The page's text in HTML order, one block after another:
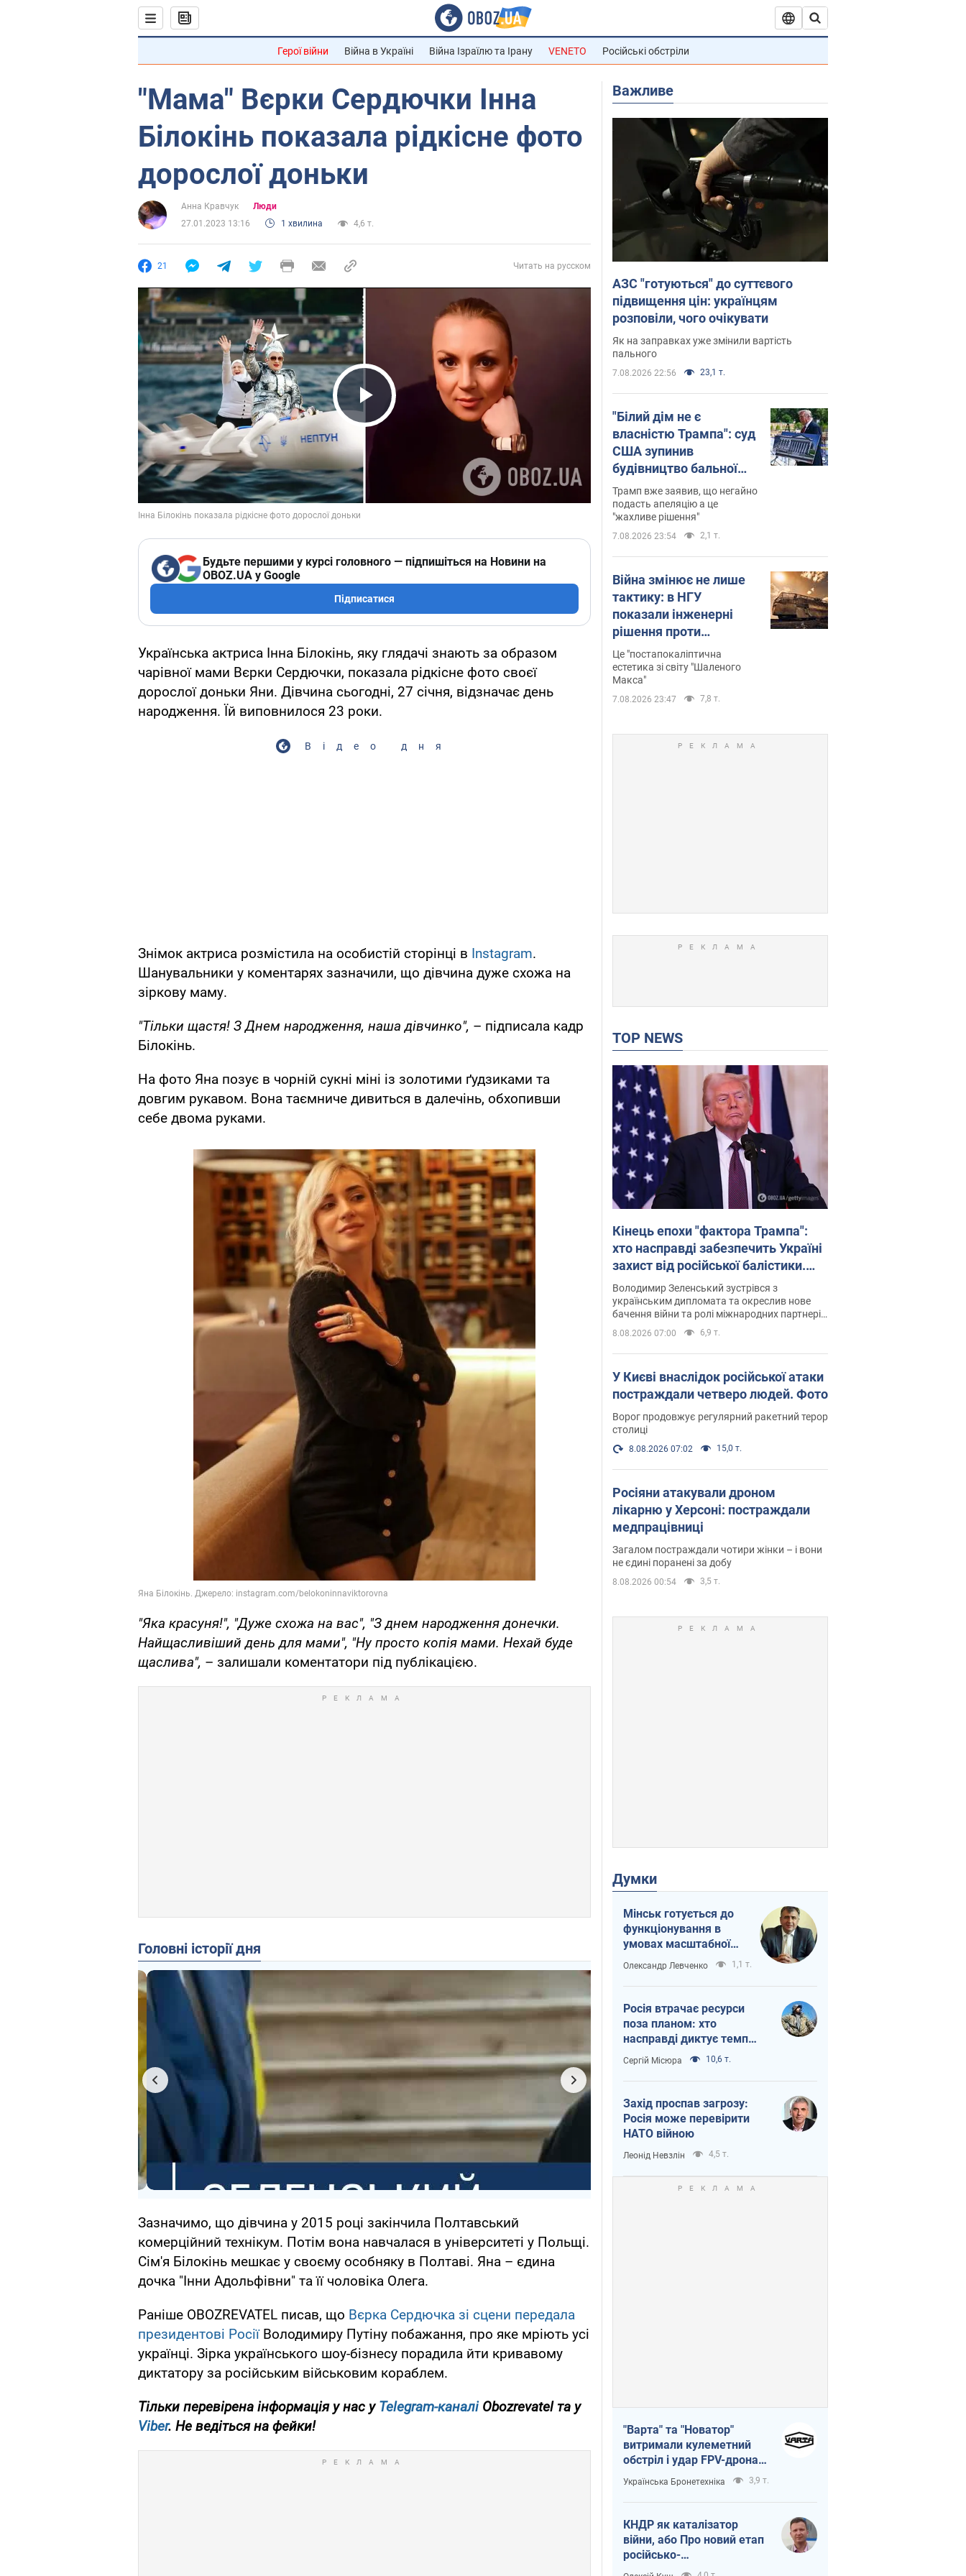
Герої війни Війна в Україні Війна Ізраїлю та Ірану VENETO Російські обстріли
"Мама" Вєрки Сердючки Інна
Білокінь показала рідкісне фото
дорослої доньки
Анна Кравчук
Люди
27.01.2023 13:16
1 хвилина 4,6 т.
21 Читать на русском
Play Video
Будьте першими у курсі головного — підпишіться на Новини на
OBOZ.UA у Google
Підписатися
Українська актриса Інна Білокінь, яку глядачі знають за образом
чарівної мами Вєрки Сердючки, показала рідкісне фото своєї
дорослої доньки Яни. Дівчина сьогодні, 27 січня, відзначає день
народження. Їй виповнилося 23 роки.
Відео дня
Знімок актриса розмістила на особистій сторінці в Instagram.
Шанувальники у коментарях зазначили, що дівчина дуже схожа на
зіркову маму.
"Тільки щастя! З Днем народження, наша дівчинко", – підписала кадр
Білокінь.
На фото Яна позує в чорній сукні міні із золотими ґудзиками та
довгим рукавом. Вона таємниче дивиться в далечінь, обхопивши
себе двома руками.
"Яка красуня!", "Дуже схожа на вас", "З днем народження донечки.
Найщасливіший день для мами", "Ну просто копія мами. Нехай буде
щаслива", – залишали коментатори під публікацією.
Головні історії дня
Зазначимо, що дівчина у 2015 році закінчила Полтавський
комерційний технікум. Потім вона навчалася в університеті у Польщі.
Сім'я Білокінь мешкає у своєму особняку в Полтаві. Яна – єдина
дочка "Інни Адольфівни" та її чоловіка Олега.
Раніше OBOZREVATEL писав, що Вєрка Сердючка зі сцени передала
президентові РосіїВолодимиру Путіну побажання, про яке мріють усі
українці. Зірка українського шоу-бізнесу порадила йти кривавому
диктатору за російським військовим кораблем.
Тільки перевірена інформація у нас уTelegram-каналіObozrevatel та у
Viber. Не ведіться на фейки!
Важливе
АЗС "готуються" до суттєвого
підвищення цін: українцям
розповіли, чого очікувати
Як на заправках уже змінили вартість
пального
7.08.2026 22:56 23,1 т.
"Білий дім не є
власністю Трампа": суд
США зупинив
будівництво бальної
зали за $400 млн
Трамп вже заявив, що негайно
подасть апеляцію а це
"жахливе рішення"
7.08.2026 23:54 2,1 т.
Війна змінює не лише
тактику: в НГУ
показали інженерні
рішення проти
російських FPV-дронів.
Фото
Це "постапокаліптична
естетика зі світу "Шаленого
Макса"
7.08.2026 23:47 7,8 т.
TOP NEWS
Кінець епохи "фактора Трампа":
хто насправді забезпечить Україні
захист від російської балістики.
Інтерв’ю з Безсмертним
Володимир Зеленський зустрівся з
українським дипломата та окреслив нове
бачення війни та ролі міжнародних партнерів
у боротьбі з Росією
8.08.2026 07:00 6,9 т.
У Києві внаслідок російської атаки
постраждали четверо людей. Фото
Ворог продовжує регулярний ракетний терор
столиці
8.08.2026 07:02 15,0 т.
Росіяни атакували дроном
лікарню у Херсоні: постраждали
медпрацівниці
Загалом постраждали чотири жінки – і вони
не єдині поранені за добу
8.08.2026 00:54 3,5 т.
Думки
Мінськ готується до
функціонування в
умовах масштабної
воєнної кризи
Олександр Левченко 1,1 т.
Росія втрачає ресурси
поза планом: хто
насправді диктує темп
війни
Сергій Місюра 10,6 т.
Захід проспав загрозу:
Росія може перевірити
НАТО війною
Леонід Невзлін 4,5 т.
"Варта" та "Новатор"
витримали кулеметний
обстріл і удар FPV-дрона,
врятувавши життя
офіцеру ЗСУ
Українська Бронетехніка 3,9 т.
КНДР як каталізатор
війни, або Про новий етап
російсько-
північнокорейського